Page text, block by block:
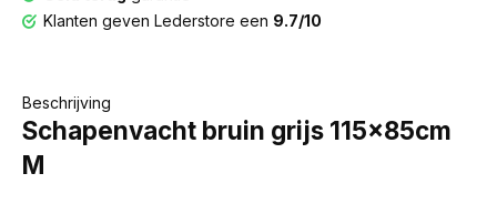
Klanten geven Lederstore een 9.7/10
Beschrijving
Schapenvacht bruin grijs 115x85cm
M